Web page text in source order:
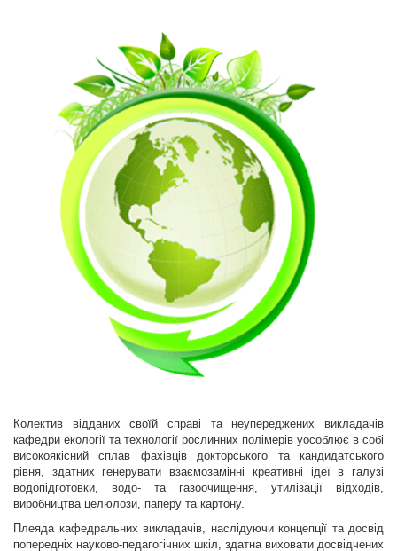
Колектив відданих своїй справі та неупереджених викладачів
кафедри екології та технології рослинних полімерів уособлює в собі
високоякісний сплав фахівців докторського та кандидатського
рівня, здатних генерувати взаємозамінні креативні ідеї в галузі
водопідготовки, водо- та газоочищення, утилізації відходів,
виробництва целюлози, паперу та картону.
Плеяда кафедральних викладачів, наслідуючи концепції та досвід
попередніх науково-педагогічних шкіл, здатна виховати досвідчених